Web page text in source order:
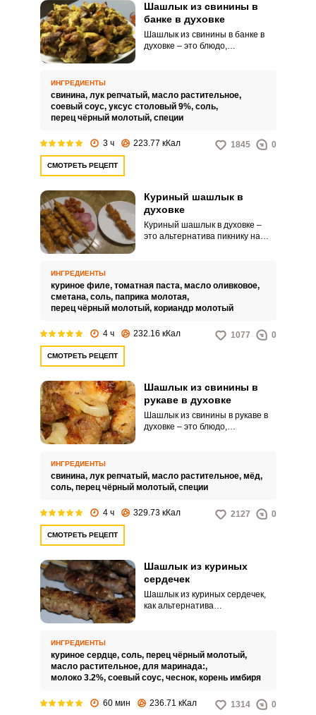
Шашлык из свинины в
банке в духовке
Шашлык из свинины в банке в
духовке – это блюдо,
промаринованы в специальной
приправе, а затем запекаются в
стеклянной банке в духовке.
Этот способ приготовления
и аромат, сохраняя его
ИНГРЕДИЕНТЫ
свинина, лук репчатый, масло растительное,
соевый соус, уксус столовый 9%, соль,
перец чёрный молотый, специи
3 ч 223.77 кКал 1845 0
СМОТРЕТЬ РЕЦЕПТ
Куриный шашлык в
духовке
Куриный шашлык в духовке –
это альтернатива пикнику на
мяса несомненно понравится
вашим детям, они с
удовольствием будут кушать
запеченную курицу руками
ИНГРЕДИЕНТЫ
куриное филе, томатная паста, масло оливковое,
сметана, соль, паприка молотая,
перец чёрный молотый, кориандр молотый
4 ч 232.16 кКал 1077 0
СМОТРЕТЬ РЕЦЕПТ
Шашлык из свинины в
рукаве в духовке
Шашлык из свинины в рукаве в
духовке – это блюдо,
промаринованы в специях и
затем запечены в специальном
рукаве для запекания в духовке.
сохранить соки в мясе, делая
ИНГРЕДИЕНТЫ
свинина, лук репчатый, масло растительное, мёд,
соль, перец чёрный молотый, специи
4 ч 329.73 кКал 2127 0
СМОТРЕТЬ РЕЦЕПТ
Шашлык из куриных
сердечек
Шашлык из куриных сердечек,
как альтернатива
блюд из ливера. В этом рецепте
маринад для сердечек делаем
из молока и соевого соуса с
добавлением имбиря с
ИНГРЕДИЕНТЫ
куриное сердце, соль, перец чёрный молотый,
масло растительное, для маринада:,
молоко 3.2%, соевый соус, чеснок, корень имбиря
60 мин 236.71 кКал 1314 0
ВХОД НА САЙТ
Войдите
с помощью социальных сетей:
или